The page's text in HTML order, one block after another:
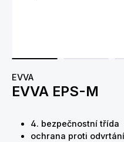
EVVA
EVVA EPS-M
4. bezpečnostní třída -
ochrana proti odvrtání